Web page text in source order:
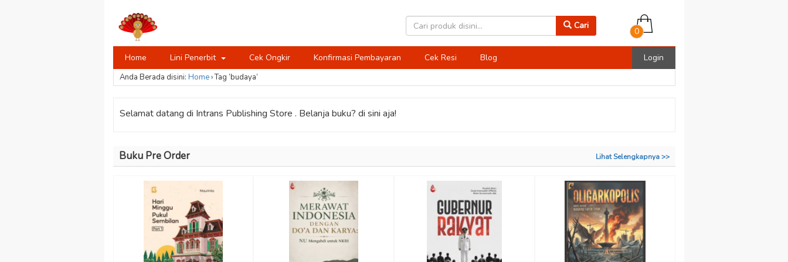
Cari
0
Home Lini Penerbit Cek Ongkir Konfirmasi Pembayaran Cek Resi Blog Login
Anda Berada disini: Home›Tag ‘budaya’
Selamat datang di Intrans Publishing Store . Belanja buku? di sini aja!
Buku Pre Order Lihat Selengkapnya >>